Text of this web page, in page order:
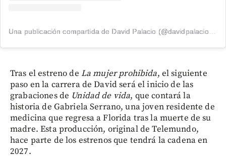
Una publicación compartida de David Palacio (@davidpalacio91)
Tras el estreno de La mujer prohibida, el siguiente
paso en la carrera de David será el inicio de las
grabaciones de Unidad de vida, que contará la
historia de Gabriela Serrano, una joven residente de
medicina que regresa a Florida tras la muerte de su
madre. Esta producción, original de Telemundo,
hace parte de los estrenos que tendrá la cadena en
2027.